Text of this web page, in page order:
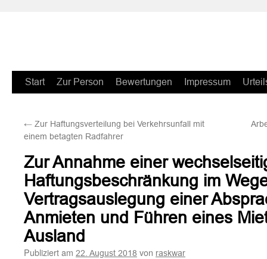
Zum
springen
Start Zur Person Bewertungen Impressum
← Zur Haftungsverteilung bei Verkehrsunfall mit
einem betagten Radfahrer
Zur Annahme einer
Haftungsbeschränkung im
Vertragsauslegung einer
Anmieten und Führen eines
Ausland
Publiziert am 22. August 2018 von raskwar